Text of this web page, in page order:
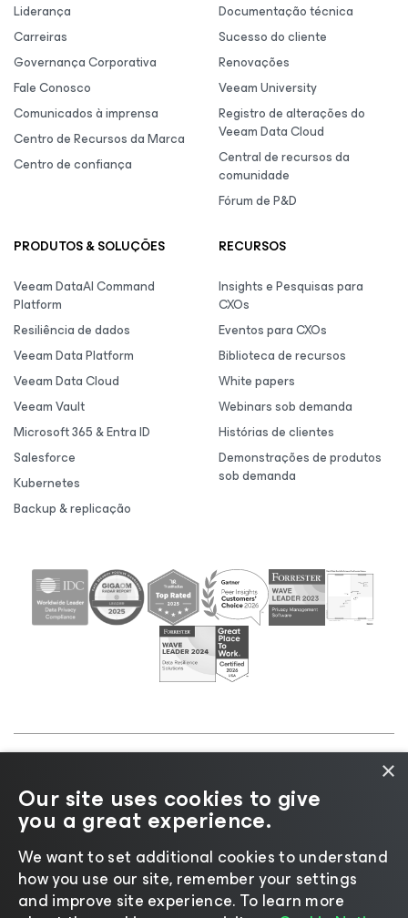
Liderança
Carreiras
Governança Corporativa
Fale Conosco
Comunicados à imprensa
Centro de Recursos da Marca
Centro de confiança
Documentação técnica
Sucesso do cliente
Renovações
Veeam University
Registro de alterações do
Veeam Data Cloud
Central de recursos da
comunidade
Fórum de P&D
PRODUTOS & SOLUÇÕES
Veeam DataAI Command
Platform
Resiliência de dados
Veeam Data Platform
Veeam Data Cloud
Veeam Vault
Microsoft 365 & Entra ID
Salesforce
Kubernetes
Backup & replicação
RECURSOS
Insights e Pesquisas para
CXOs
Eventos para CXOs
Biblioteca de recursos
White papers
Webinars sob demanda
Histórias de clientes
Demonstrações de produtos
sob demanda
|
Aviso de Cookies|Jurídico|Política de
licenciamento |Recursos para Fornecedores
×
Our site uses cookies to give
you a great experience.
We want to set additional cookies to understand
how you use our site, remember your settings
and improve site experience. ​To learn more